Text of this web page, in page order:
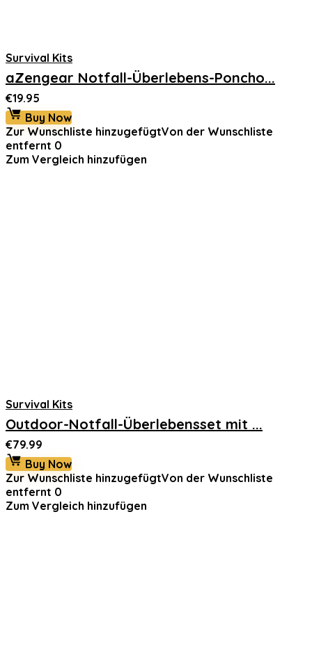
Survival Kits
aZengear Notfall-Überlebens-Poncho...
€19.95
Buy Now
Zur Wunschliste hinzugefügtVon der Wunschliste
entfernt 0
Zum Vergleich hinzufügen
Survival Kits
Outdoor-Notfall-Überlebensset mit ...
€79.99
Buy Now
Zur Wunschliste hinzugefügtVon der Wunschliste
entfernt 0
Zum Vergleich hinzufügen